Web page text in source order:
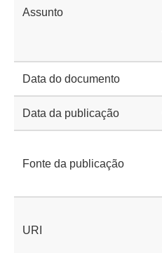
Assunto
Data do documento
Data da publicação
Fonte da publicação
URI